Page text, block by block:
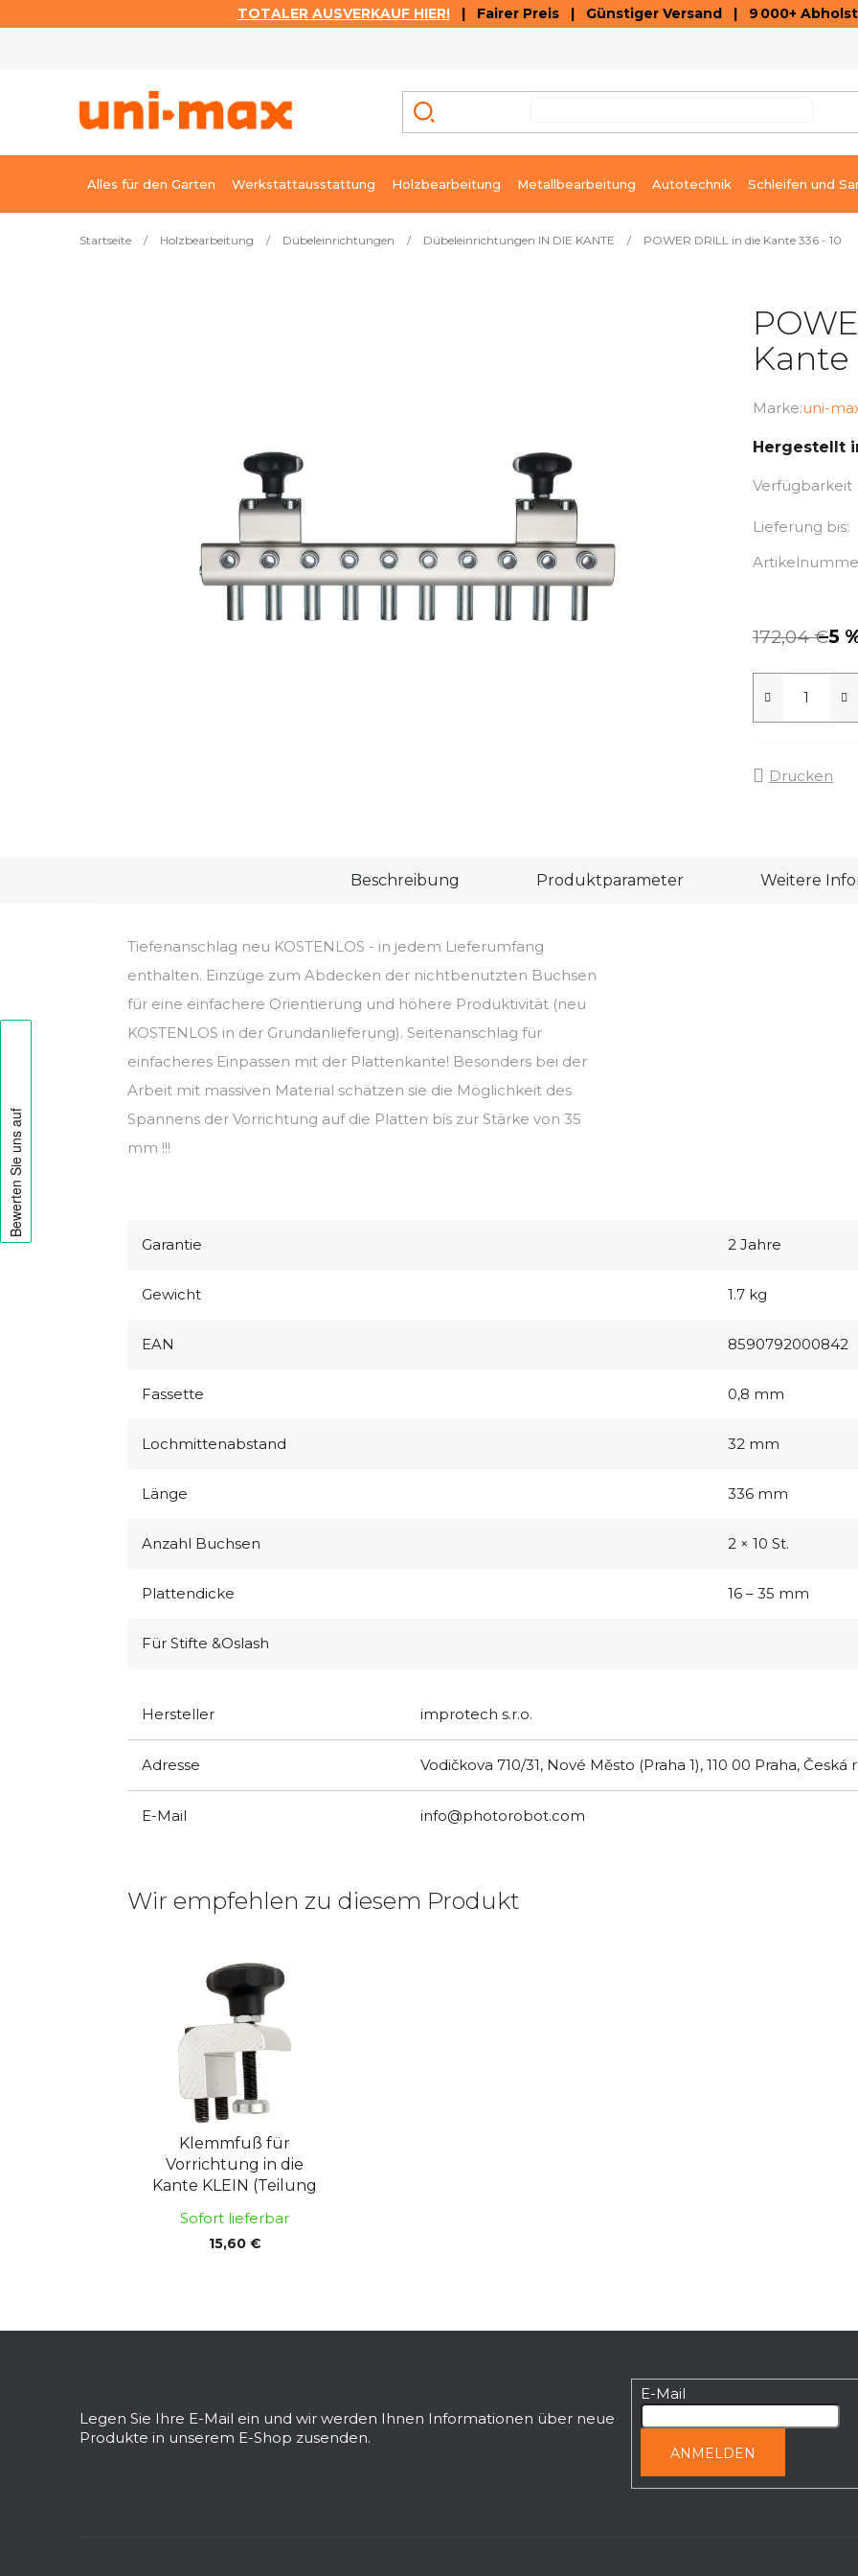
TOTALER AUSVERKAUF HIER!| Fairer Preis | Günstiger Versand | 9 000+
Alles für den Garten Werkstattausstattung Holzbearbeitung Metallbearbeitung Autotechnik Schleifen und
Startseite / Holzbearbeitung / Dübeleinrichtungen / Dübeleinrichtungen IN DIE KANTE / POWER DRILL in die Kante 336 - 10
Kante
Marke:uni-
Hergestellt
Verfügbarkeit
Lieferung bis:
172,04 €–5
Drucken
Beschreibung Produktparameter Weitere
Tiefenanschlag neu KOSTENLOS - in jedem Lieferumfang
enthalten. Einzüge zum Abdecken der nichtbenutzten Buchsen
für eine einfachere Orientierung und höhere Produktivität (neu
KOSTENLOS in der Grundanlieferung). Seitenanschlag für
einfacheres Einpassen mit der Plattenkante! Besonders bei der
Arbeit mit massiven Material schätzen sie die Möglichkeit des
Spannens der Vorrichtung auf die Platten bis zur Stärke von 35
mm !!!
Garantie 2 Jahre
Gewicht 1.7 kg
EAN 8590792000842
Fassette 0,8 mm
Lochmittenabstand 32 mm
Länge 336 mm
Anzahl Buchsen 2 × 10 St.
Plattendicke 16 – 35 mm
Für Stifte &Oslash
Hersteller improtech s.r.o.
Adresse Vodičkova 710/31, Nové Město (Praha 1), 110 00 Praha,
E-Mail info@photorobot.com
Wir empfehlen zu diesem Produkt
Klemmfuß für
Vorrichtung in die
Kante KLEIN (Teilung
Sofort lieferbar
15,60 €
Legen Sie Ihre E-Mail ein und wir werden Ihnen Informationen über neue
Produkte in unserem E-Shop zusenden.
E-Mail
ANMELDEN